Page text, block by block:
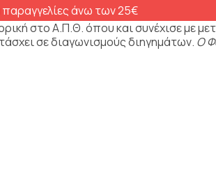
άνω των 25€
στο Α.Π.Θ. όπου και συνέχισε με
σε διαγωνισμούς διηγημάτων. Ο